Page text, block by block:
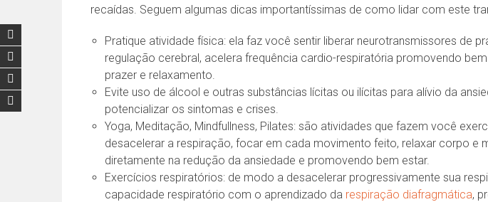
recaídas. Seguem algumas dicas importantíssimas de como lidar com este
Pratique atividade física: ela faz você sentir liberar neurotransmissores de
regulação cerebral, acelera frequência cardio-respiratória promovendo
prazer e relaxamento.
Evite uso de álcool e outras substâncias lícitas ou ilícitas para alívio da
potencializar os sintomas e crises.
Yoga, Meditação, Mindfullness, Pilates: são atividades que fazem você
desacelerar a respiração, focar em cada movimento feito, relaxar corpo e
diretamente na redução da ansiedade e promovendo bem estar.
Exercícios respiratórios: de modo a desacelerar progressivamente sua
capacidade respiratório com o aprendizado da respiração diafragmática,